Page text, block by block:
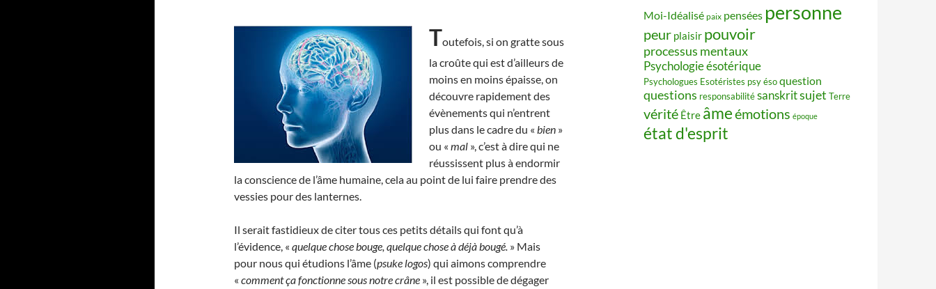
Toutefois, si on gratte sous
la croûte qui est d’ailleurs de
moins en moins épaisse, on
découvre rapidement des
évènements qui n’entrent
plus dans le cadre du « bien »
ou « mal », c’est à dire qui ne
réussissent plus à endormir
la conscience de l’âme humaine, cela au point de lui faire prendre des
vessies pour des lanternes.
Il serait fastidieux de citer tous ces petits détails qui font qu’à
l’évidence, « quelque chose bouge, quelque chose à déjà bougé. » Mais
pour nous qui étudions l’âme (psuke logos) qui aimons comprendre
« comment ça fonctionne sous notre crâne », il est possible de dégager
Moi-Idéalisé paix pensées personne
peur plaisir pouvoir
processus mentaux
Psychologie ésotérique
Psychologues Esotéristes psy ésoquestion
questions responsabilitésanskritsujet Terre
vérité Être âmeémotions époque
état d'esprit